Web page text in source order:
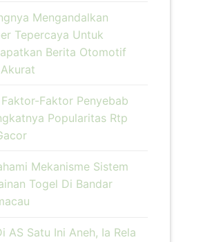
Mengandalkan
Tepercaya Untuk
Berita Otomotif
Faktor Penyebab
Popularitas Rtp
Mekanisme Sistem
Togel Di Bandar
AS Satu Ini Aneh, Ia Rela